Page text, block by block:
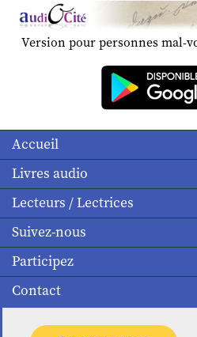
Version pour personnes mal-
Accueil
Livres audio
Lecteurs / Lectrices
Suivez-nous
Participez
Contact